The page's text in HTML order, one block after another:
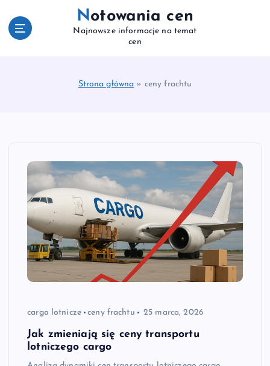
Notowania cen
Najnowsze informacje na temat
cen
Strona główna » ceny frachtu
cargo lotnicze ceny frachtu 25 marca, 2026
Jak zmieniają się ceny transportu
lotniczego cargo